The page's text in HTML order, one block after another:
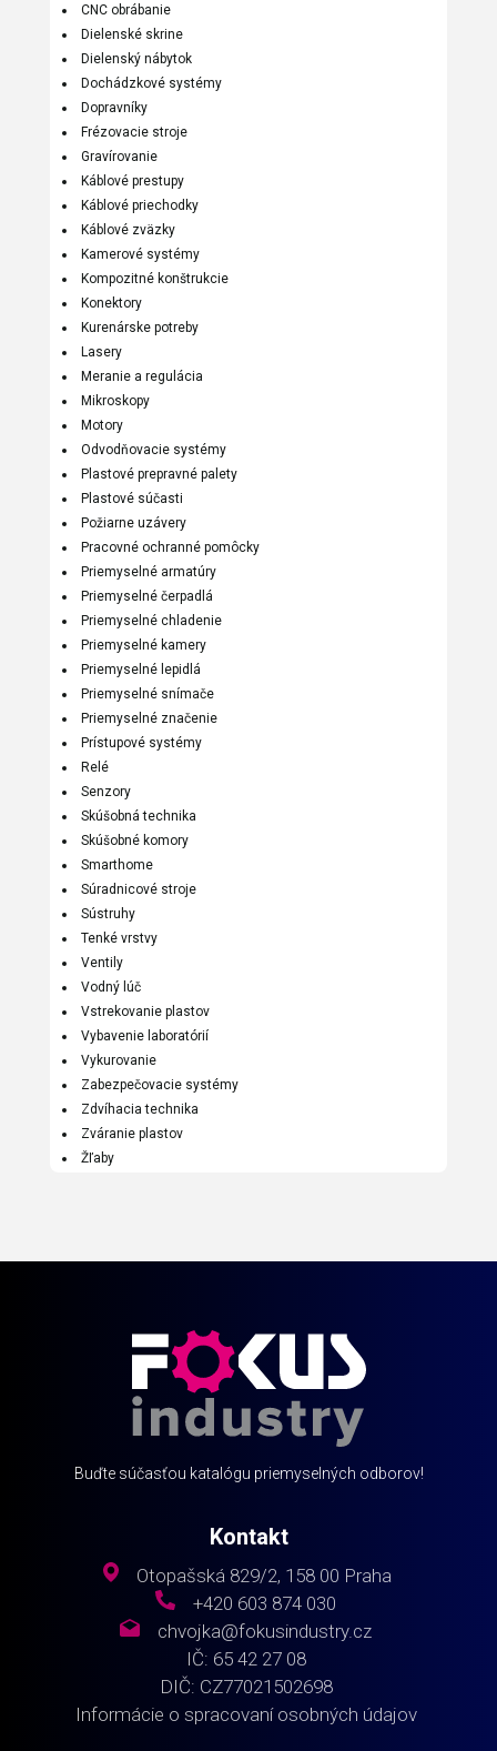
CNC obrábanie
Dielenské skrine
Dielenský nábytok
Dochádzkové systémy
Dopravníky
Frézovacie stroje
Gravírovanie
Káblové prestupy
Káblové priechodky
Káblové zväzky
Kamerové systémy
Kompozitné konštrukcie
Konektory
Kurenárske potreby
Lasery
Meranie a regulácia
Mikroskopy
Motory
Odvodňovacie systémy
Plastové prepravné palety
Plastové súčasti
Požiarne uzávery
Pracovné ochranné pomôcky
Priemyselné armatúry
Priemyselné čerpadlá
Priemyselné chladenie
Priemyselné kamery
Priemyselné lepidlá
Priemyselné snímače
Priemyselné značenie
Prístupové systémy
Relé
Senzory
Skúšobná technika
Skúšobné komory
Smarthome
Súradnicové stroje
Sústruhy
Tenké vrstvy
Ventily
Vodný lúč
Vstrekovanie plastov
Vybavenie laboratórií
Vykurovanie
Zabezpečovacie systémy
Zdvíhacia technika
Zváranie plastov
Žľaby
Buďte súčasťou katalógu priemyselných odborov!
Kontakt
Otopašská 829/2, 158 00 Praha
+420 603 874 030
chvojka@fokusindustry.cz
IČ: 65 42 27 08
DIČ: CZ77021502698
Informácie o spracovaní osobných údajov